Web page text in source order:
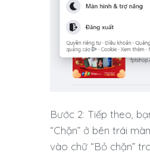
Bước 2: Tiếp theo,
“Chặn” ở bên trái
vào chữ “Bỏ chặn”